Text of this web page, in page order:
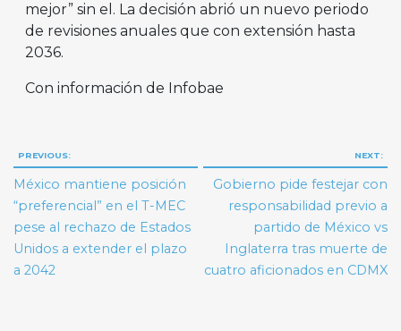
mejor” sin el. La decisión abrió un nuevo periodo
de revisiones anuales que con extensión hasta
2036.
Con información de Infobae
Navegación
de
entradas
PREVIOUS:
México mantiene posición
“preferencial” en el T-MEC
pese al rechazo de Estados
Unidos a extender el plazo
a 2042
NEXT:
Gobierno pide festejar con
responsabilidad previo a
partido de México vs
Inglaterra tras muerte de
cuatro aficionados en CDMX